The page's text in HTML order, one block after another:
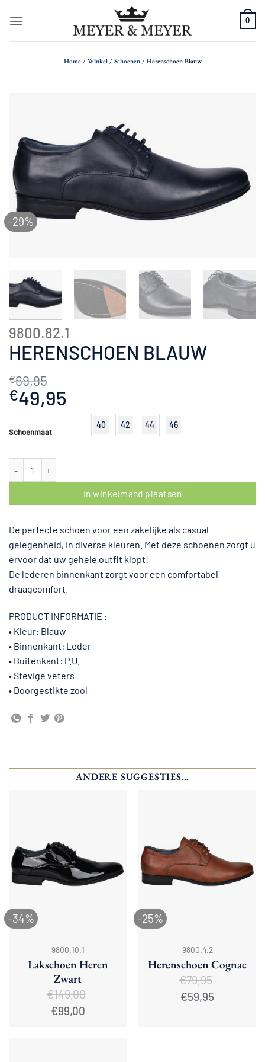
naar
0
Home/ Winkel/ Schoenen/ Herenschoen Blauw
-29%
9800.82.1
HERENSCHOEN BLAUW
€69,95
Oorspronkelijke
prijs
€69,95.
€49,95
€49,95.
Schoenmaat
40 42 44 46
In winkelmand plaatsen
De perfecte schoen voor een zakelijke als casual
gelegenheid, in diverse kleuren. Met deze schoenen zorgt u
ervoor dat uw gehele outfit klopt!
De lederen binnenkant zorgt voor een comfortabel
draagcomfort.
PRODUCT INFORMATIE :
• Kleur: Blauw
• Binnenkant: Leder
• Buitenkant: P.U.
• Stevige veters
• Doorgestikte zool
ANDERE SUGGESTIES…
-34%
9800.10.1
Lakschoen Heren
Zwart
€149,00
Oorspronkelijke
prijs
€99,00Huidige
prijs
-25%
9800.4.2
Herenschoen Cognac
€79,95
Oorspronkelijke
prijs
€59,95